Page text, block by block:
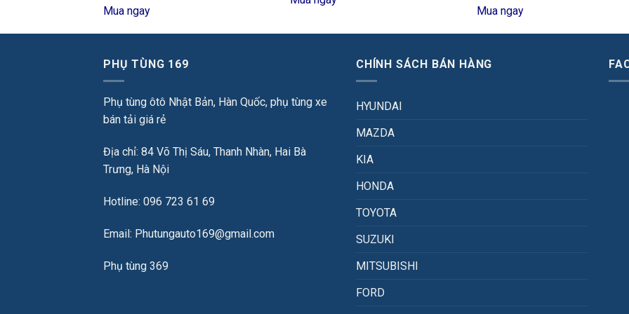
Mua ngay Mua ngay
PHỤ TÙNG 169
Phụ tùng ôtô Nhật Bản, Hàn Quốc, phụ tùng xe
bán tải giá rẻ
Địa chỉ: 84 Võ Thị Sáu, Thanh Nhàn, Hai Bà
Trưng, Hà Nội
Hotline: 096 723 61 69
Email: Phutungauto169@gmail.com
Phụ tùng 369
CHÍNH SÁCH BÁN HÀNG
HYUNDAI
MAZDA
KIA
HONDA
TOYOTA
SUZUKI
MITSUBISHI
FORD